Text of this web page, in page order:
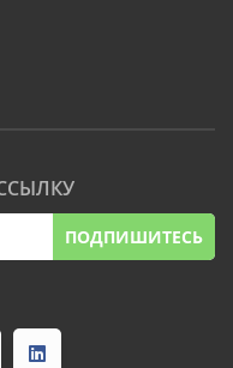
ПОДПИШИТЕСЬ